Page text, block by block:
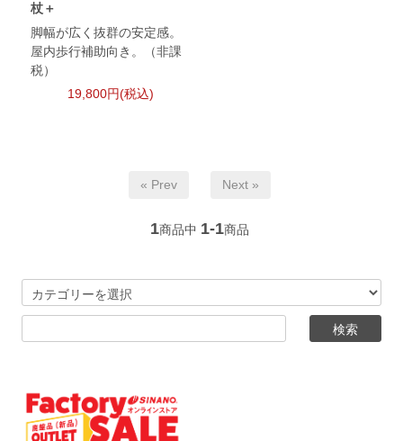
杖＋
脚幅が広く抜群の安定感。
屋内歩行補助向き。（非課
税）
19,800円(税込)
« Prev Next »
1商品中 1-1商品